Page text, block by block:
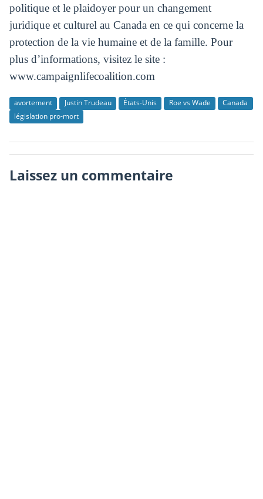
politique et le plaidoyer pour un changement
juridique et culturel au Canada en ce qui concerne la
protection de la vie humaine et de la famille. Pour
plus d’informations, visitez le site :
www.campaignlifecoalition.com
avortement Justin Trudeau États-Unis Roe vs Wade
Canada
législation pro-mort
Laissez un commentaire